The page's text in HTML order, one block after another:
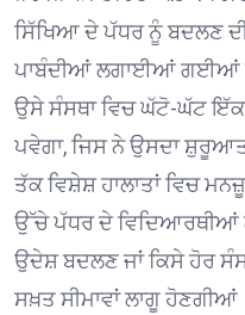
ਸਿੱਖਿਆ ਦੇ ਪੱਧਰ ਨੂੰ ਬਦਲਣ
ਪਾਬੰਦੀਆਂ ਲਗਾਈਆਂ ਗਈਆਂ
ਉਸੇ ਸੰਸਥਾ ਵਿਚ ਘੱਟੋ-ਘੱਟ ਇੱਕ
ਪਵੇਗਾ, ਜਿਸ ਨੇ ਉਸਦਾ
ਤੱਕ ਵਿਸ਼ੇਸ਼ ਹਾਲਾਤਾਂ ਵਿਚ
ਉੱਚੇ ਪੱਧਰ ਦੇ ਵਿਦਿਆਰਥੀਆਂ
ਉਦੇਸ਼ ਬਦਲਣ ਜਾਂ ਕਿਸੇ ਹੋਰ
ਸਖ਼ਤ ਸੀਮਾਵਾਂ ਲਾਗੂ